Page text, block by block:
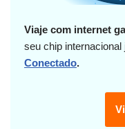
Viaje com internet
seu chip
Conectado.